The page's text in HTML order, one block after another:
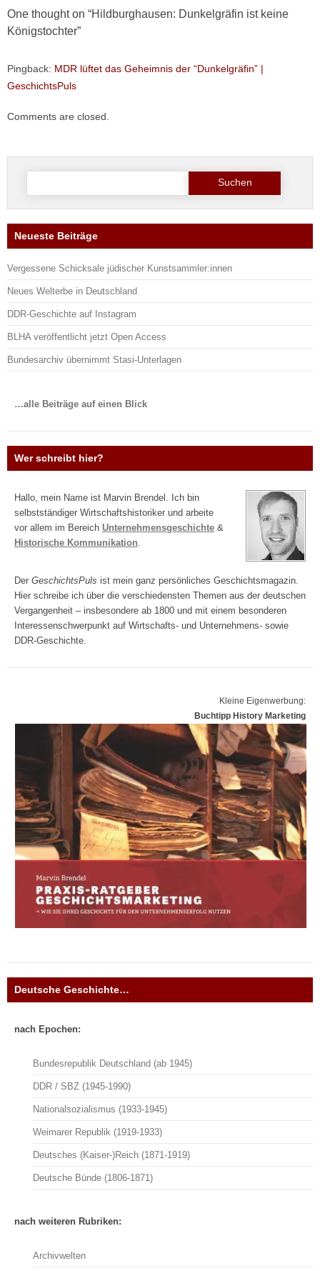
One thought on “Hildburghausen: Dunkelgräfin ist keine
Königstochter”
Pingback: MDR lüftet das Geheimnis der “Dunkelgräfin” |
GeschichtsPuls
Comments are closed.
Suche
Neueste Beiträge
Vergessene Schicksale jüdischer Kunstsammler:innen
Neues Welterbe in Deutschland
DDR-Geschichte auf Instagram
BLHA veröffentlicht jetzt Open Access
Bundesarchiv übernimmt Stasi-Unterlagen
…alle Beiträge auf einen Blick
Wer schreibt hier?
Hallo, mein Name ist Marvin Brendel. Ich bin
selbstständiger Wirtschaftshistoriker und arbeite
vor allem im Bereich Unternehmensgeschichte &
Historische Kommunikation
Der GeschichtsPuls ist mein ganz persönliches Geschichtsmagazin.
Hier schreibe ich über die verschiedensten Themen aus der deutschen
Vergangenheit – insbesondere ab 1800 und mit einem besonderen
Interessenschwerpunkt auf Wirtschafts- und Unternehmens- sowie
DDR-Geschichte.
Kleine Eigenwerbung:
Buchtipp History Marketing
Deutsche Geschichte…
nach Epochen:
Bundesrepublik Deutschland (ab 1945)
DDR / SBZ (1945-1990)
Nationalsozialismus (1933-1945)
Weimarer Republik (1919-1933)
Deutsches (Kaiser-)Reich (1871-1919)
Deutsche Bünde (1806-1871)
nach weiteren Rubriken:
Archivwelten